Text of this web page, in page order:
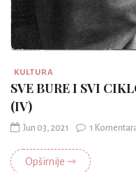
KULTURA
SVE BURE I SVI
(IV)
Jun 03, 2021 1
Opširnije ⇾